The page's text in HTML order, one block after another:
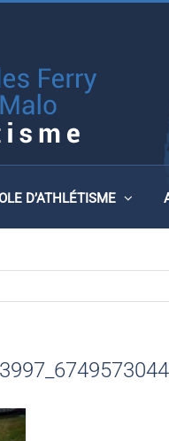
D’ATHLÉTISME